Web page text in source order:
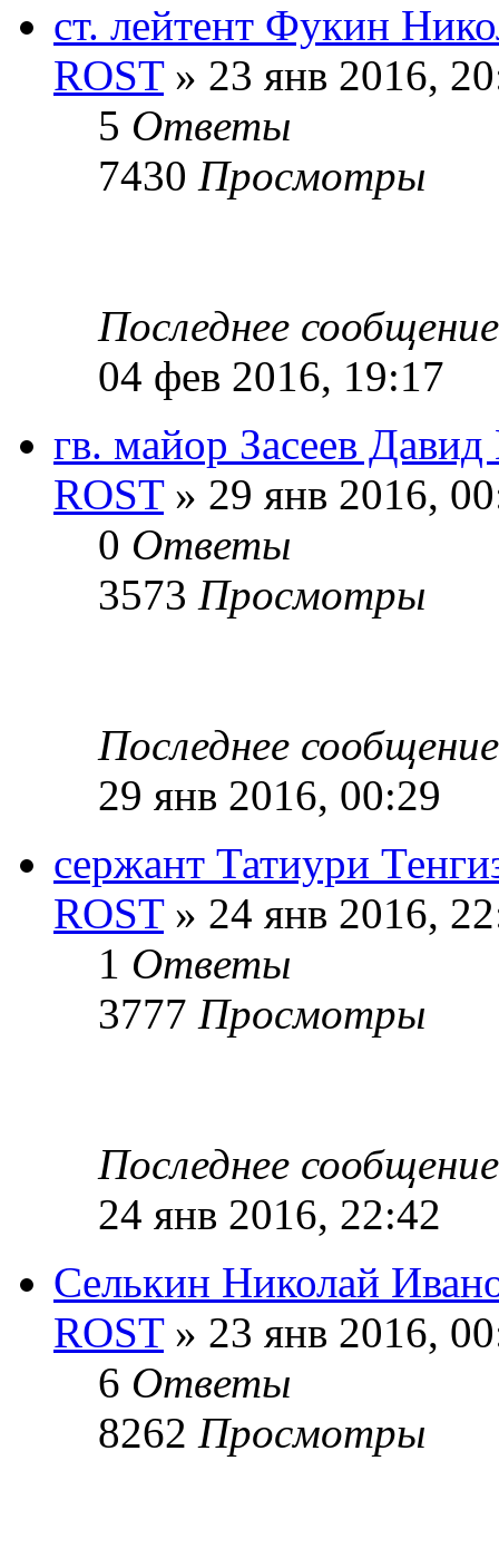
ст. лейтент Фукин
ROST» 23 янв 2016,
5 Ответы
7430 Просмотры
Последнее
04 фев 2016, 19:17
гв. майор Засеев Давид
ROST» 29 янв 2016,
0 Ответы
3573 Просмотры
Последнее
29 янв 2016, 00:29
сержант Татиури
ROST» 24 янв 2016,
1 Ответы
3777 Просмотры
Последнее
24 янв 2016, 22:42
Селькин Николай
ROST» 23 янв 2016,
6 Ответы
8262 Просмотры